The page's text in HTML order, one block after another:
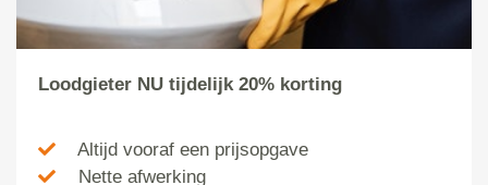
Loodgieter NU tijdelijk 20% korting
Altijd vooraf een prijsopgave
Nette afwerking